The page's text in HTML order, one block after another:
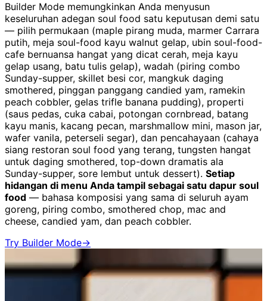
Builder Mode memungkinkan Anda menyusun
keseluruhan adegan soul food satu keputusan demi satu
— pilih permukaan (maple pirang muda, marmer Carrara
putih, meja soul-food kayu walnut gelap, ubin soul-food-
cafe bernuansa hangat yang dicat cerah, meja kayu
gelap usang, batu tulis gelap), wadah (piring combo
Sunday-supper, skillet besi cor, mangkuk daging
smothered, pinggan panggang candied yam, ramekin
peach cobbler, gelas trifle banana pudding), properti
(saus pedas, cuka cabai, potongan cornbread, batang
kayu manis, kacang pecan, marshmallow mini, mason jar,
wafer vanila, peterseli segar), dan pencahayaan (cahaya
siang restoran soul food yang terang, tungsten hangat
untuk daging smothered, top-down dramatis ala
Sunday-supper, sore lembut untuk dessert). Setiap
hidangan di menu Anda tampil sebagai satu dapur soul
food — bahasa komposisi yang sama di seluruh ayam
goreng, piring combo, smothered chop, mac and
cheese, candied yam, dan peach cobbler.
Try Builder Mode→